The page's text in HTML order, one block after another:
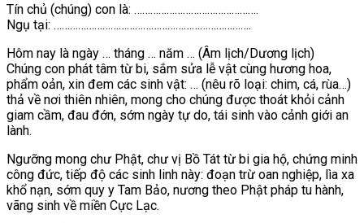
Tín chủ (chúng) con là: ……………………………………….
Ngụ tại: ……………………………………………………………….
Hôm nay là ngày … tháng … năm … (Âm lịch/Dương lịch)
Chúng con phát tâm từ bi, sắm sửa lễ vật cùng hương hoa,
phẩm oản, xin đem các sinh vật: … (nêu rõ loại: chim, cá, rùa…)
thả về nơi thiên nhiên, mong cho chúng được thoát khỏi cảnh
giam cầm, đau đớn, sớm ngày tự do, tái sinh vào cảnh giới an
lành.
Ngưỡng mong chư Phật, chư vị Bồ Tát từ bi gia hộ, chứng minh
công đức, tiếp độ các sinh linh này: đoạn trừ oan nghiệp, lìa xa
khổ nạn, sớm quy y Tam Bảo, nương theo Phật pháp tu hành,
vãng sinh về miền Cực Lạc.